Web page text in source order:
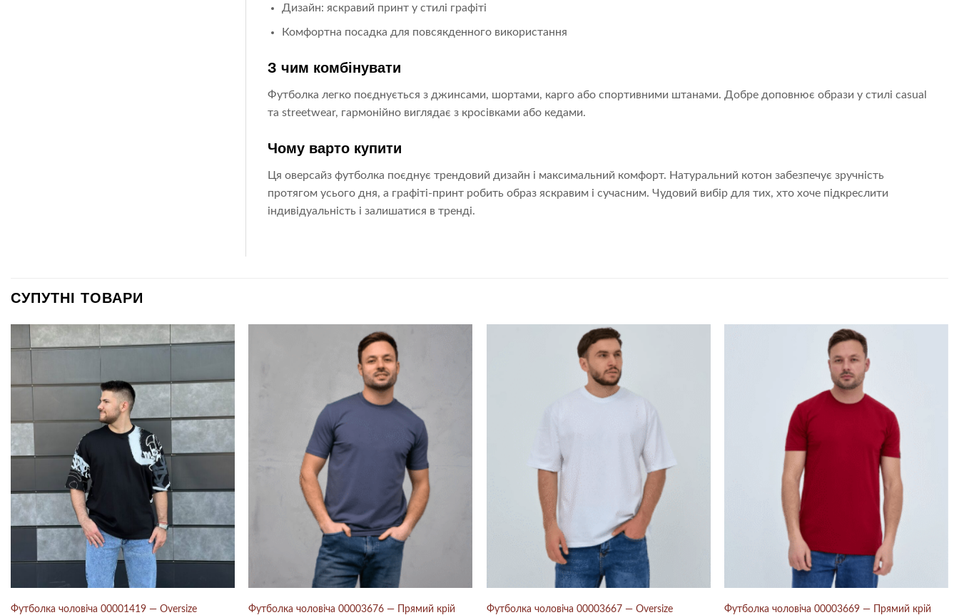
Дизайн: яскравий принт у стилі графіті
Комфортна посадка для повсякденного використання
З чим комбінувати
Футболка легко поєднується з джинсами, шортами, карго або спортивними штанами. Добре доповнює образи у стилі casual
та streetwear, гармонійно виглядає з кросівками або кедами.
Чому варто купити
Ця оверсайз футболка поєднує трендовий дизайн і максимальний комфорт. Натуральний котон забезпечує зручність
протягом усього дня, а графіті-принт робить образ яскравим і сучасним. Чудовий вибір для тих, хто хоче підкреслити
індивідуальність і залишатися в тренді.
СУПУТНІ ТОВАРИ
Футболка чоловіча 00001419 — Oversize Футболка чоловіча 00003676 — Прямий крій Футболка чоловіча 00003667 — Oversize Футболка чоловіча 00003669 — Прямий крій